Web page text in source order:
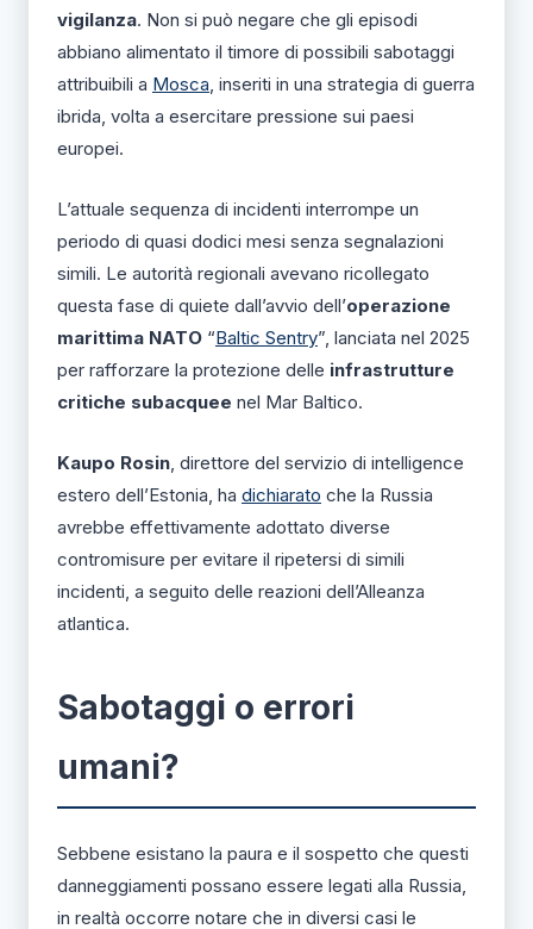
vigilanza. Non si può negare che gli episodi
abbiano alimentato il timore di possibili sabotaggi
attribuibili a Mosca, inseriti in una strategia di guerra
ibrida, volta a esercitare pressione sui paesi
europei.
L’attuale sequenza di incidenti interrompe un
periodo di quasi dodici mesi senza segnalazioni
simili. Le autorità regionali avevano ricollegato
questa fase di quiete dall’avvio dell’operazione
marittima NATO “Baltic Sentry”, lanciata nel 2025
per rafforzare la protezione delle infrastrutture
critiche subacquee nel Mar Baltico.
Kaupo Rosin, direttore del servizio di intelligence
estero dell’Estonia, ha dichiarato che la Russia
avrebbe effettivamente adottato diverse
contromisure per evitare il ripetersi di simili
incidenti, a seguito delle reazioni dell’Alleanza
atlantica.
Sabotaggi o errori
umani?
Sebbene esistano la paura e il sospetto che questi
danneggiamenti possano essere legati alla Russia,
in realtà occorre notare che in diversi casi le